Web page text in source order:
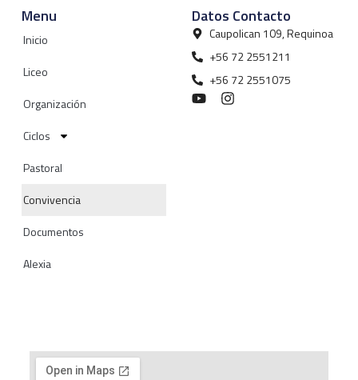
Menu
Inicio
Liceo
Organización
Ciclos
Pastoral
Convivencia
Documentos
Alexia
Datos Contacto
Caupolican 109, Requinoa
+56 72 2551211
+56 72 2551075